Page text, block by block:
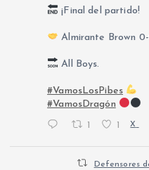
¡Final del partido!
Almirante Brown
All Boys.
#VamosLosPibes
#VamosDragón
X
Defensores